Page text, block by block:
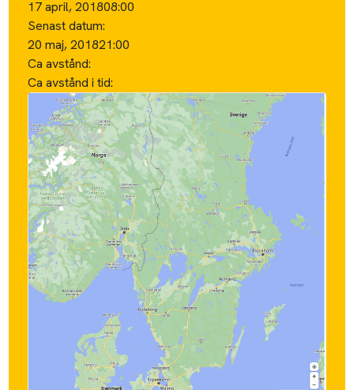
17 april, 201808:00
Senast datum:
20 maj, 201821:00
Ca avstånd:
Ca avstånd i tid: